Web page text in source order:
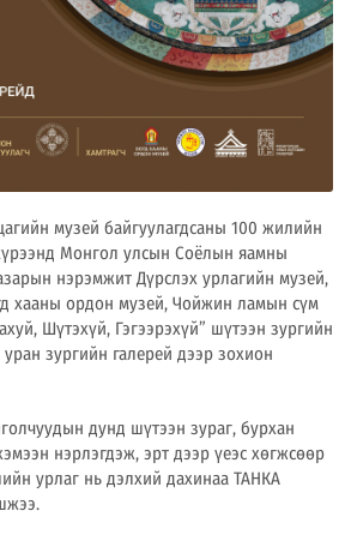
музей байгуулагдсаны 100 жилийн
Монгол улсын Соёлын яамны
нэрэмжит Дүрслэх урлагийн музей,
хааны ордон музей, Чойжин ламын сүм
Шүтэхүй, Гэгээрэхүй” шүтээн зургийн
зургийн галерей дээр зохион
дунд шүтээн зураг, бурхан
нэрлэгдэж, эрт дээр үеэс хөгжсөөр
урлаг нь дэлхий дахинаа ТАНКА